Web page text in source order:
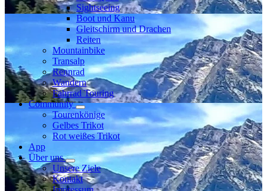
Sightseeing
Boot und Kanu
Gleitschirm und Drachen
Reiten
Mountainbike
Transalp
Rennrad
Wandern
Fahrrad Touring
Community
Tourenkönige
Gelbes Trikot
Rot weißes Trikot
App
Über uns
Unsere Ziele
Kontakt